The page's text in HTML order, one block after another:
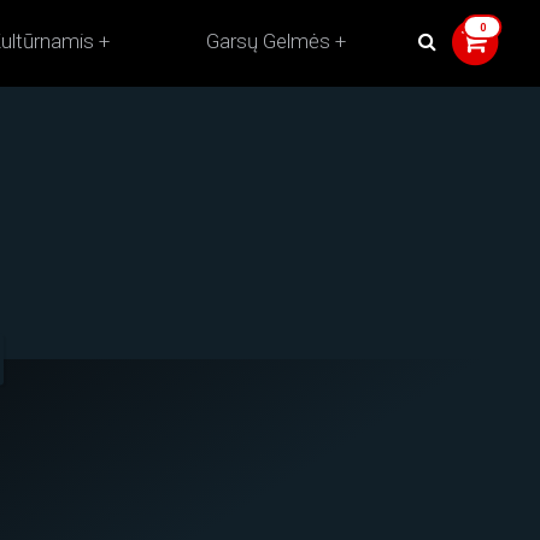
Garsų Gelmės